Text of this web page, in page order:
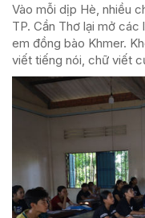
Vào mỗi dịp Hè, nhiều
TP. Cần Thơ lại mở
em đồng bào Khmer.
viết tiếng nói, chữ viết